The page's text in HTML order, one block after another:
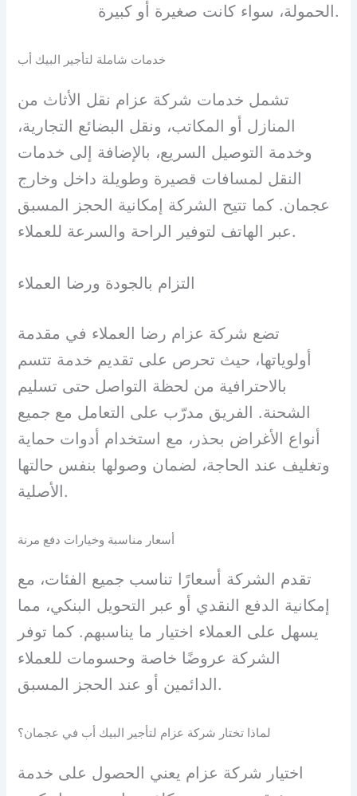
الحمولة، سواء كانت صغيرة أو كبيرة.
خدمات شاملة لتأجير البيك أب
تشمل خدمات شركة عزام نقل الأثاث من
المنازل أو المكاتب، ونقل البضائع التجارية،
وخدمة التوصيل السريع، بالإضافة إلى خدمات
النقل لمسافات قصيرة وطويلة داخل وخارج
عجمان. كما تتيح الشركة إمكانية الحجز المسبق
عبر الهاتف لتوفير الراحة والسرعة للعملاء.
التزام بالجودة ورضا العملاء
تضع شركة عزام رضا العملاء في مقدمة
أولوياتها، حيث تحرص على تقديم خدمة تتسم
بالاحترافية من لحظة التواصل حتى تسليم
الشحنة. الفريق مدرّب على التعامل مع جميع
أنواع الأغراض بحذر، مع استخدام أدوات حماية
وتغليف عند الحاجة، لضمان وصولها بنفس حالتها
الأصلية.
أسعار مناسبة وخيارات دفع مرنة
تقدم الشركة أسعارًا تناسب جميع الفئات، مع
إمكانية الدفع النقدي أو عبر التحويل البنكي، مما
يسهل على العملاء اختيار ما يناسبهم. كما توفر
الشركة عروضًا خاصة وحسومات للعملاء
الدائمين أو عند الحجز المسبق.
لماذا تختار شركة عزام لتأجير البيك أب في عجمان؟
اختيار شركة عزام يعني الحصول على خدمة